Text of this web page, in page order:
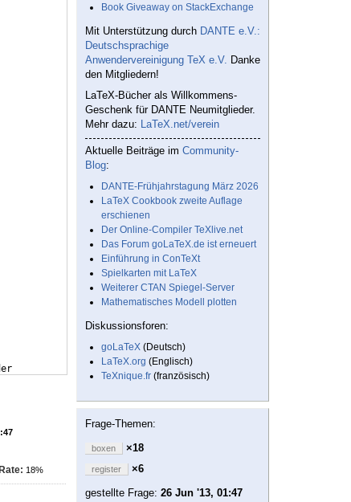
18%
Book Giveaway on StackExchange
Mit Unterstützung durch DANTE e.V.:
Deutschsprachige
Anwendervereinigung TeX e.V. Danke
den Mitgliedern!
LaTeX-Bücher als Willkommens-
Geschenk für DANTE Neumitglieder.
Mehr dazu: LaTeX.net/verein
Aktuelle Beiträge im Community-
Blog:
DANTE-Frühjahrstagung März 2026
LaTeX Cookbook zweite Auflage
erschienen
Der Online-Compiler TeXlive.net
Das Forum goLaTeX.de ist erneuert
Einführung in ConTeXt
Spielkarten mit LaTeX
Weiterer CTAN Spiegel-Server
Mathematisches Modell plotten
Diskussionsforen:
goLaTeX (Deutsch)
LaTeX.org (Englisch)
TeXnique.fr (französisch)
Frage-Themen:
boxen ×18
register
×6
gestellte Frage: 26 Jun '13, 01:47